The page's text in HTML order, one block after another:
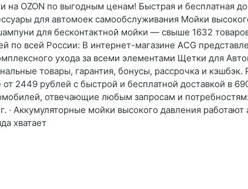
на OZON по выгодным ценам! Быстрая и бесплатная
для автомоек самообслуживания Мойки
для бесконтактной мойки — свыше 1632
по всей России: В интернет-магазине AСG
ухода за всеми элементами Щетки для
товары, гарантия, бонусы, рассрочка и
2449 рублей с быстрой и бесплатной доставкой в
отвечающие любым запросам и
· Аккумуляторные мойки высокого давления
хватает